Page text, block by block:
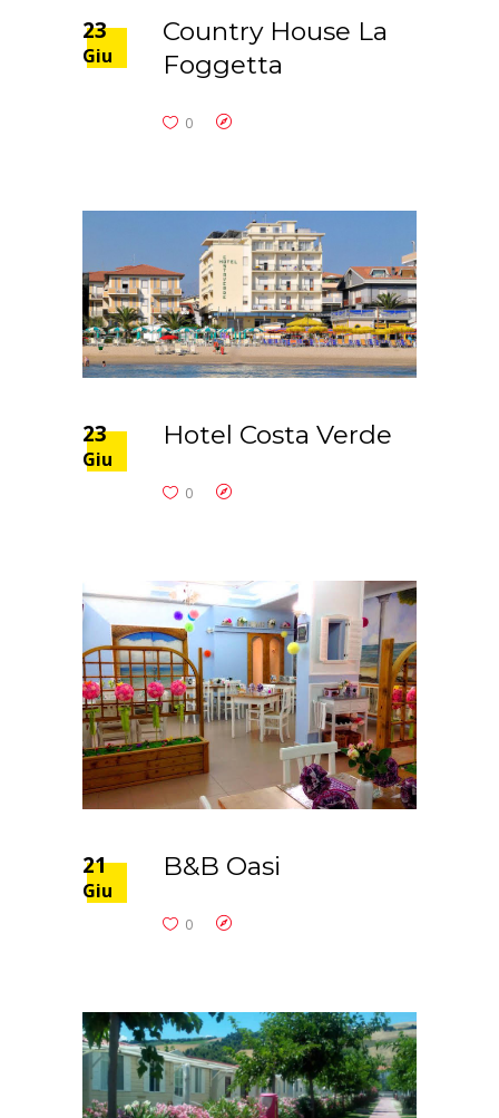
23
Giu
Country House La
Foggetta
0
23
Giu
Hotel Costa Verde
0
21
Giu
B&B Oasi
0